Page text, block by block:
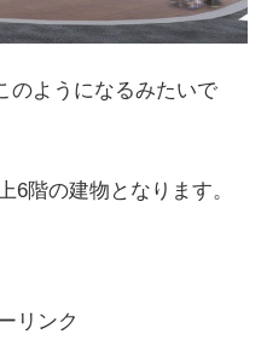
のようになるみたいで
6階の建物となります。
リンク